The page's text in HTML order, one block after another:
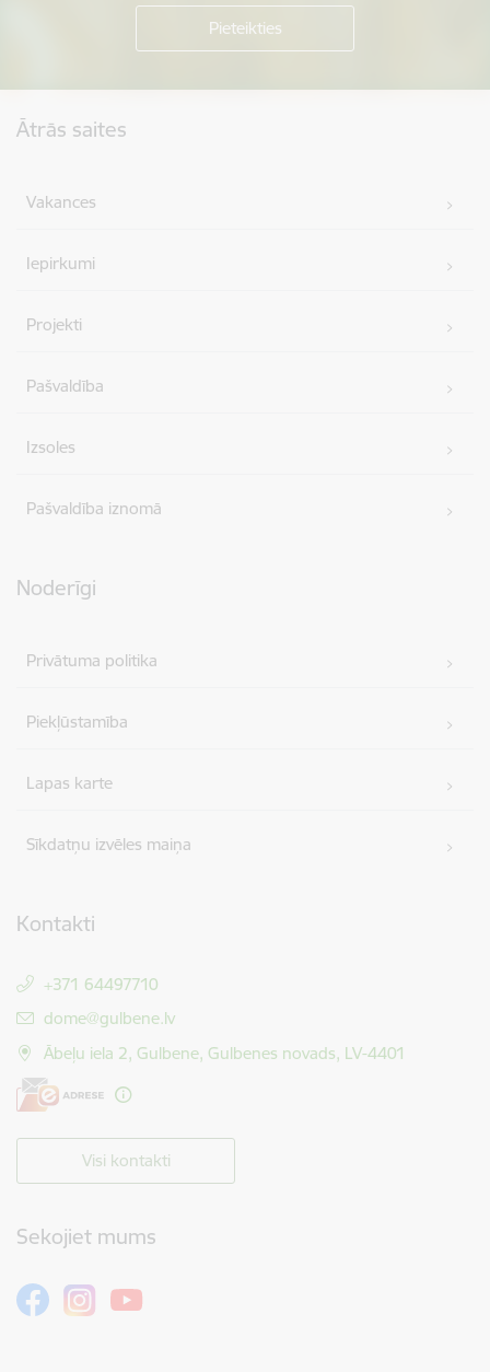
Ātrās saites
Vakances
Iepirkumi
Projekti
Pašvaldība
Izsoles
Pašvaldība iznomā
Noderīgi
Privātuma politika
Piekļūstamība
Lapas karte
Sīkdatņu izvēles maiņa
Kontakti
+371 64497710
E-pasts:
dome@gulbene.lv
Ābeļu iela 2, Gulbene, Gulbenes novads, LV-4401
Visi kontakti
Sekojiet mums